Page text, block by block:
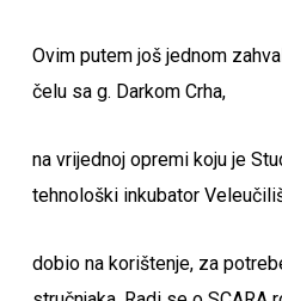
Ovim putem još jednom
čelu sa g. Darkom Crha,
na vrijednoj opremi koju je
tehnološki inkubator
dobio na korištenje, za